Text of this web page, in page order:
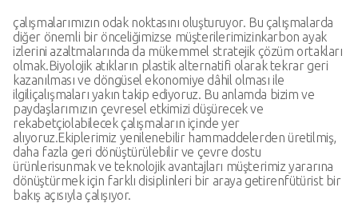
çalışmalarımızın odak noktasını oluşturuyor. Bu çalışmalarda
diğer önemli bir önceliğimizse müşterilerimizinkarbon ayak
izlerini azaltmalarında da mükemmel stratejik çözüm ortakları
olmak.Biyolojik atıkların plastik alternatifi olarak tekrar geri
kazanılması ve döngüsel ekonomiye dâhil olması ile
ilgiliçalışmaları yakın takip ediyoruz. Bu anlamda bizim ve
paydaşlarımızın çevresel etkimizi düşürecek ve
rekabetçiolabilecek çalışmaların içinde yer
alıyoruz.Ekiplerimiz yenilenebilir hammaddelerden üretilmiş,
daha fazla geri dönüştürülebilir ve çevre dostu
ürünlerisunmak ve teknolojik avantajları müşterimiz yararına
dönüştürmek için farklı disiplinleri bir araya getirenfütürist bir
bakış açısıyla çalışıyor.